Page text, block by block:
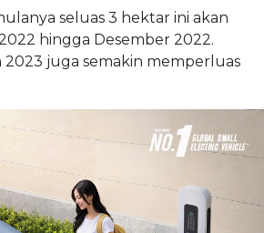
seluas 3 hektar ini akan
hingga Desember 2022.
juga semakin memperluas